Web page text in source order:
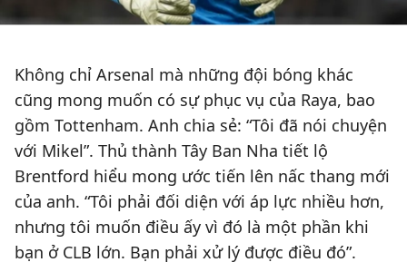
Không chỉ Arsenal mà những đội bóng khác
cũng mong muốn có sự phục vụ của Raya, bao
gồm Tottenham. Anh chia sẻ: “Tôi đã nói chuyện
với Mikel”. Thủ thành Tây Ban Nha tiết lộ
Brentford hiểu mong ước tiến lên nấc thang mới
của anh. “Tôi phải đối diện với áp lực nhiều hơn,
nhưng tôi muốn điều ấy vì đó là một phần khi
bạn ở CLB lớn. Bạn phải xử lý được điều đó”.